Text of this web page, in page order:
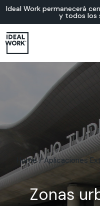
Ideal Work permanecerá
y todos los
Home/Aplicaciones
Zonas